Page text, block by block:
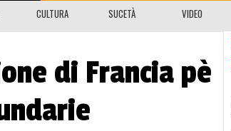
CULTURA SUCETÀ VIDEO
di Francia pè